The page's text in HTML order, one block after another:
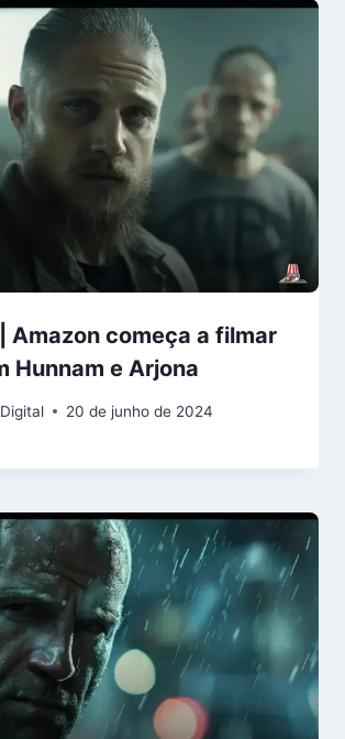
Amazon começa a filmar
Hunnam e Arjona
20 de junho de 2024